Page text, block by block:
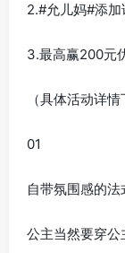
2.#允儿妈#添
3.最高赢200元
（具体活动详
01
自带氛围感的
公主当然要穿公